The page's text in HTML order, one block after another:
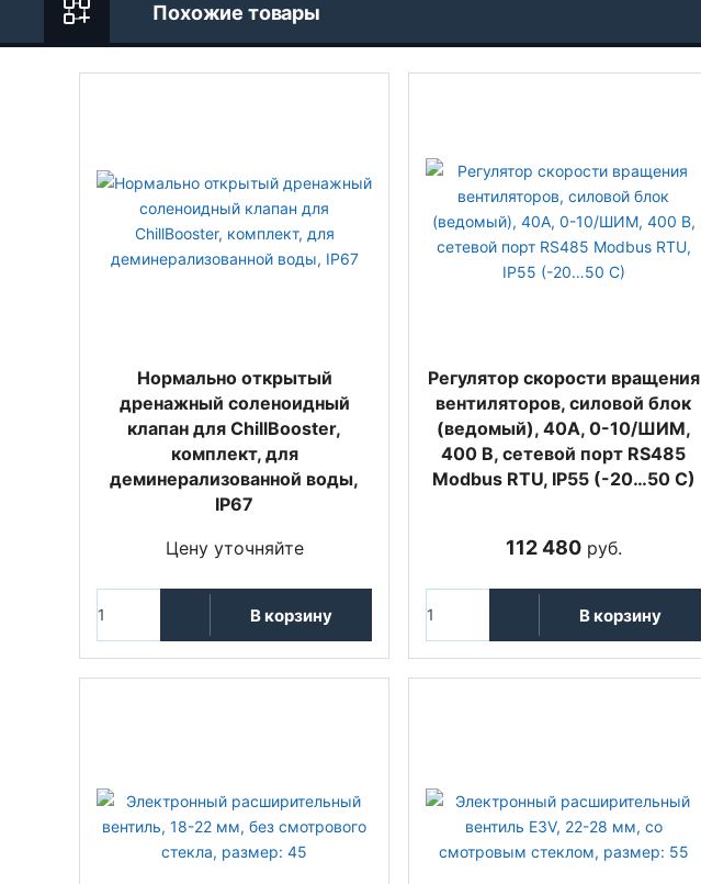
Похожие товары
Нормально открытый
дренажный соленоидный
клапан для ChillBooster,
комплект, для
деминерализованной воды,
IP67
Цену уточняйте
В корзину
Регулятор скорости вращения
вентиляторов, силовой блок
(ведомый), 40А, 0-10/ШИМ,
400 В, сетевой порт RS485
Modbus RTU, IP55 (-20…50 C)
112 480руб.
В корзину